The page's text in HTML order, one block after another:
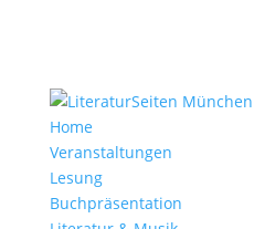
Home
Veranstaltungen
Lesung
Buchpräsentation